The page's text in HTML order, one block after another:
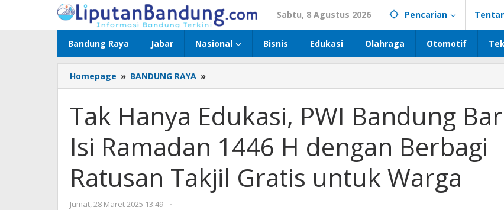
konten
Sabtu, 8 Agustus 2026 Pencarian
Bandung Raya Jabar Nasional Bisnis Edukasi Olahraga Otomotif
Homepage » BANDUNG RAYA »
Hanya
PWI
Bandung
Barat
Isi
1446
H
Tak Hanya Edukasi, PWI Bandung
Isi Ramadan 1446 H dengan Berbagi
Ratusan Takjil Gratis untuk Warga
Jumat, 28 Maret 2025 13:49
oleh
-